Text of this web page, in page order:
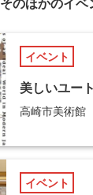
そのほかのイベ
イベント
美しいユー
高崎市美術館
イベント